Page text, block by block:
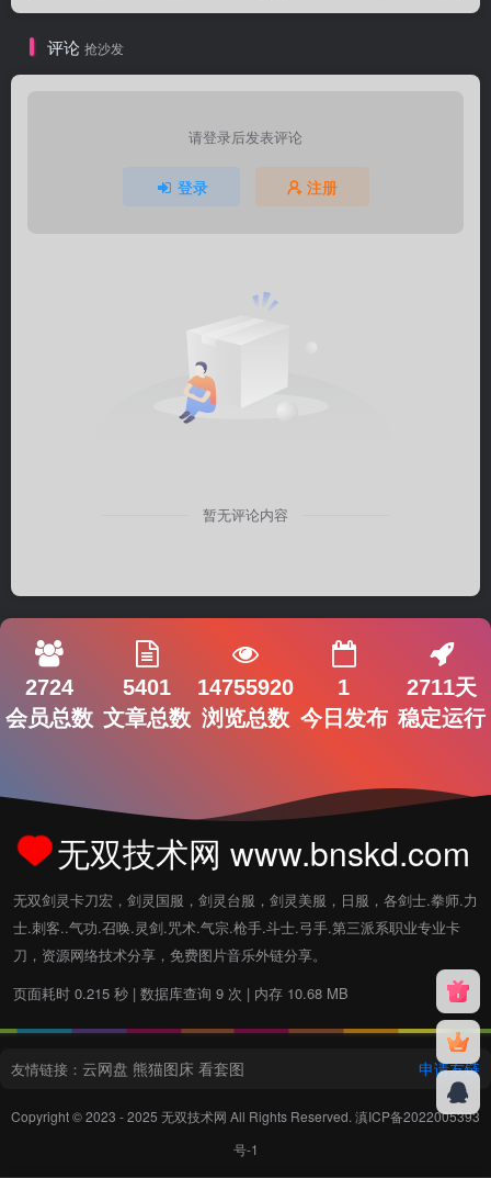
评论 抢沙发
请登录后发表评论
登录 注册
暂无评论内容
2724
会员总数
5401
文章总数
14755920
浏览总数
1
今日发布
2711天
稳定运行
无双技术网 www.bnskd.com
无双剑灵卡刀宏，剑灵国服，剑灵台服，剑灵美服，日服，各剑士.拳师.力
士.刺客..气功.召唤.灵剑.咒术.气宗.枪手.斗士.弓手.第三派系职业专业卡
刀，资源网络技术分享，免费图片音乐外链分享。
页面耗时 0.215 秒 | 数据库查询 9 次 | 内存 10.68 MB
友情链接： 云网盘 熊猫图床 看套图 申请友链
Copyright © 2023 - 2025 无双技术网 All Rights Reserved. 滇ICP备2022005393
号-1